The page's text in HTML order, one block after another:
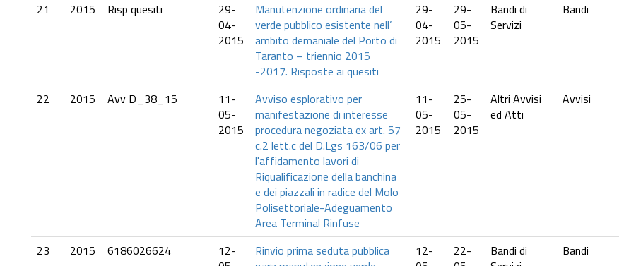
21 2015 Risp quesiti
29-
04-
2015
Manutenzione ordinaria del
verde pubblico esistente nell’
ambito demaniale del Porto di
Taranto – triennio 2015
-2017. Risposte ai quesiti
29-
04-
2015
29-
05-
2015
Bandi di
Servizi
Bandi
22 2015 Avv D_38_15
11-
05-
2015
Avviso esplorativo per
manifestazione di interesse
procedura negoziata ex art. 57
c.2 lett.c del D.Lgs 163/06 per
l'affidamento lavori di
Riqualificazione della banchina
e dei piazzali in radice del Molo
Polisettoriale-Adeguamento
Area Terminal Rinfuse
11-
05-
2015
25-
05-
2015
Altri Avvisi
ed Atti
Avvisi
23 2015 6186026624
12-
Rinvio prima seduta pubblica
12-
22-
Bandi di
Bandi